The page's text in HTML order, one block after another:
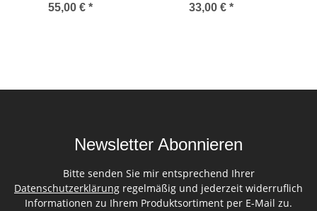
55,00 € * 33,00 € *
Newsletter Abonnieren
Bitte senden Sie mir entsprechend Ihrer
Datenschutzerklärung regelmäßig und jederzeit widerruflich
Informationen zu Ihrem Produktsortiment per E-Mail zu.